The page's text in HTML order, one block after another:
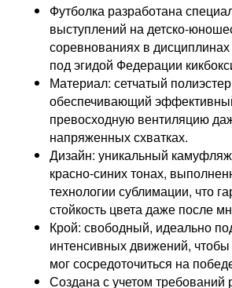
Футболка разработана
выступлений на детско-
соревнованиях в
под эгидой Федерации
Материал: сетчатый
обеспечивающий
превосходную вентиляцию
напряженных схватках.
Дизайн: уникальный
красно-синих тонах,
технологии сублимации, что
стойкость цвета даже после
Крой: свободный, идеально
интенсивных движений,
мог сосредоточиться на
Создана с учетом требований